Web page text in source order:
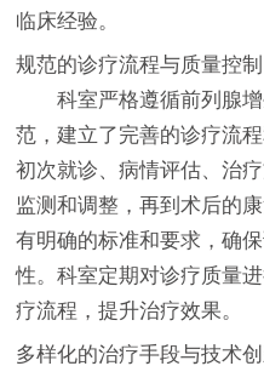
临床经验。
规范的诊疗流程与质量控制
科室严格遵循前列腺
范，建立了完善的诊疗流
初次就诊、病情评估、治
监测和调整，再到术后的
有明确的标准和要求，确
性。科室定期对诊疗质量
疗流程，提升治疗效果。
多样化的治疗手段与技术